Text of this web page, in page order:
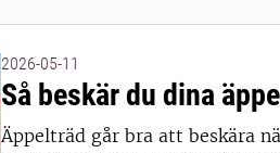
2026-05-11
Så beskär du dina
Äppelträd går bra att beskära